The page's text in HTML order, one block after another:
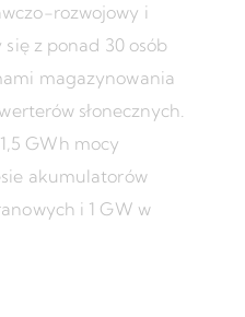
rozwojowy i
z ponad 30 osób
magazynowania
słonecznych.
GWh mocy
akumulatorów
i 1 GW w